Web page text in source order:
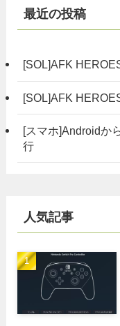
最近の投稿
[SOL]AFK
[SOL]AFK
[スマホ]Androidか
行
人気記事